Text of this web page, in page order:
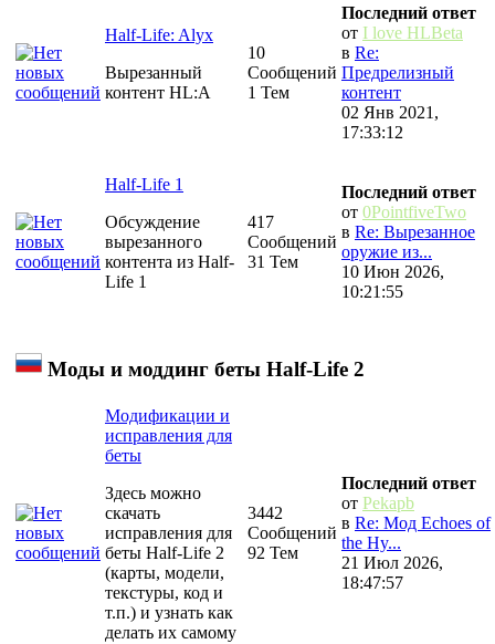
Half-Life: Alyx
Вырезанный
контент HL:A
10
Сообщений
1 Тем
Последний ответ
от I love HLBeta
в Re:
Предрелизный
контент
02 Янв 2021,
17:33:12
Half-Life 1
Обсуждение
вырезанного
контента из Half-
Life 1
417
Сообщений
31 Тем
Последний ответ
от 0PointfiveTwo
в Re: Вырезанное
оружие из...
10 Июн 2026,
10:21:55
Моды и моддинг беты Half-Life 2
Модификации и
исправления для
беты
Здесь можно
скачать
исправления для
беты Half-Life 2
(карты, модели,
текстуры, код и
т.п.) и узнать как
делать их самому
3442
Сообщений
92 Тем
Последний ответ
от Pekapb
в Re: Мод Echoes of
the Hy...
21 Июл 2026,
18:47:57